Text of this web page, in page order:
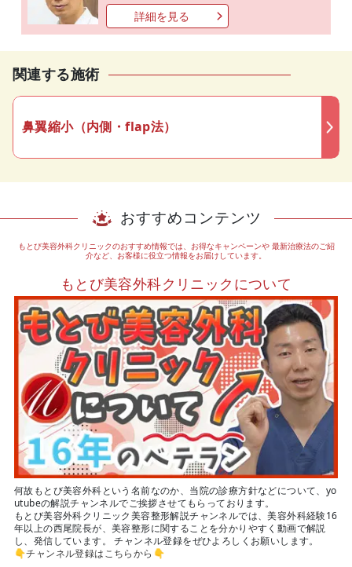
詳細を見る
関連する施術
鼻翼縮小（内側・flap法）
おすすめコンテンツ
もとび美容外科クリニックのおすすめ情報では、お得なキャンペーンや最新治療法のご紹
介など、お客様に役立つ情報をお届けしています。
もとび美容外科クリニックについて
何故もとび美容外科という名前なのか、当院の診療方針などについて、yo
utubeの解説チャンネルでご挨拶させてもらっております。
もとび美容外科クリニック美容整形解説チャンネルでは、美容外科経験16
年以上の西尾院長が、美容整形に関することを分かりやすく動画で解説
し、発信しています。 チャンネル登録をぜひよろしくお願いします。
👇チャンネル登録はこちらから 👇